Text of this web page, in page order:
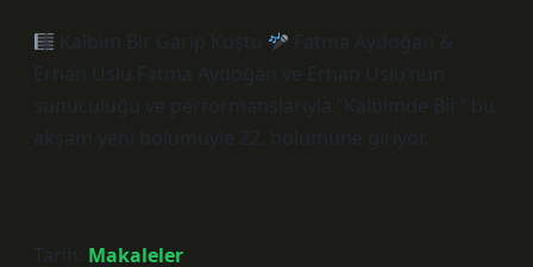
Kalbim Bir Garip Kuştu
Fatma Aydoğan &
Erhan Uslu Fatma Aydoğan ve Erhan Uslu’nun
sunuculuğu ve performanslarıyla “Kalbimde Bir” bu
akşam yeni bölümüyle 22. bölümüne giriyor.
Tarih: Makaleler